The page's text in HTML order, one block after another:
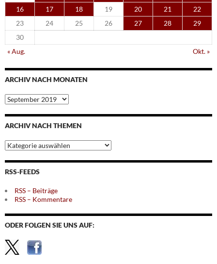
16
17 18 19 20 21
22
23
24 25 26 27 28
29
30
« Aug.
Okt. »
ARCHIV NACH MONATEN
Archiv
nach
Monaten
ARCHIV NACH THEMEN
Archiv
nach
Themen
RSS-FEEDS
RSS – Beiträge
RSS – Kommentare
ODER FOLGEN SIE UNS AUF: